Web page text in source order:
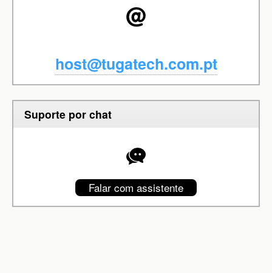
host@tugatech.com.pt
Suporte por chat
Falar com assistente